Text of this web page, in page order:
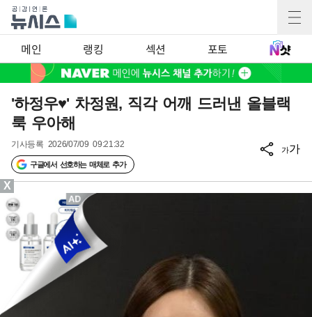
메인 랭킹 섹션 포토
'하정우♥' 차정원, 직각 어깨 드러낸 올블랙
룩 우아해
기사등록 2026/07/09 09:21:32
구글에서 선호하는 매체로 추가
가가
X